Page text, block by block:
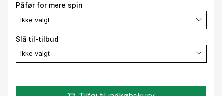
Påfør for mere spin
Ikke valgt
Slå til-tilbud
Ikke valgt